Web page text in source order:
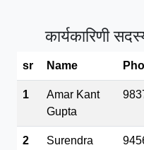
सपरहट शयम
भव.mp3
कार्यकारिणी
sr Name
1
Amar Kant
Gupta
2
Surendra